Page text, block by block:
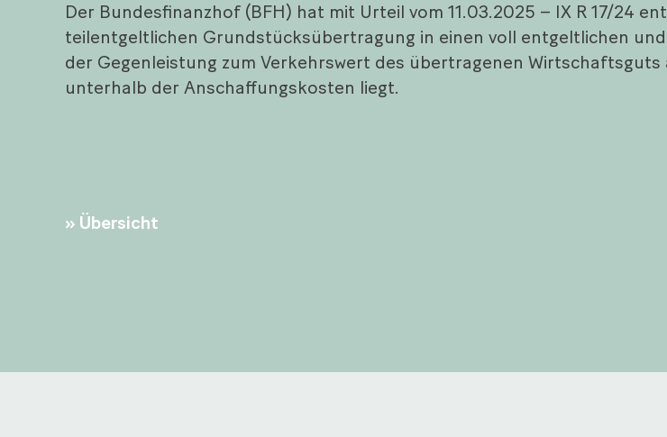
Der Bundesfinanzhof (BFH) hat mit Urteil vom 11.03.2025 – IX R 17/24
teilentgeltlichen Grundstücksübertragung in einen voll entgeltlichen
der Gegenleistung zum Verkehrswert des übertragenen
unterhalb der Anschaffungskosten liegt.
Übersicht